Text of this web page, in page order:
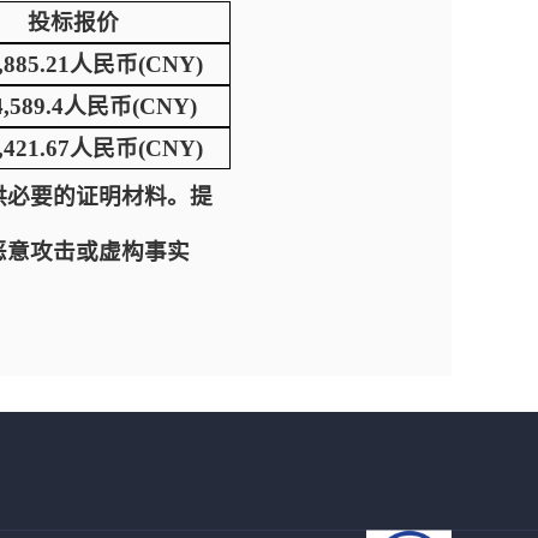
投标报价
人民币(CNY)
人民币(CNY)
人民币(CNY)
要的证明材料。提
攻击或虚构事实